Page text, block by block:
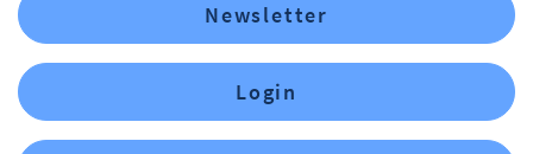
Newsletter
Login